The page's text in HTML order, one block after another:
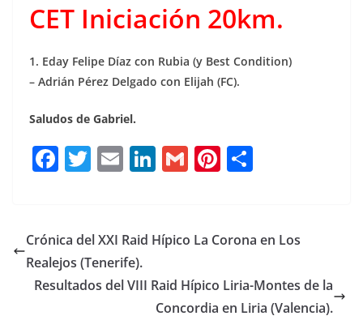
CET Iniciación 20km.
1. Eday Felipe Díaz con Rubia (y Best Condition)
– Adrián Pérez Delgado con Elijah (FC).
Saludos de Gabriel.
F
e
b
o
T
te
r
E
l
Li
e
n
G
l
Pi
rep
rt
ir
Crónica del XXI Raid Hípico La Corona en Los
Realejos (Tenerife).
Resultados del VIII Raid Hípico Liria-Montes de la
Concordia en Liria (Valencia).